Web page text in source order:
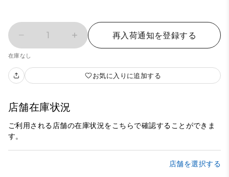
1 再入荷通知を登録する
在庫なし
お気に入りに追加する
店舗在庫状況
ご利用される店舗の在庫状況をこちらで確認することができま
す。
店舗を選択する